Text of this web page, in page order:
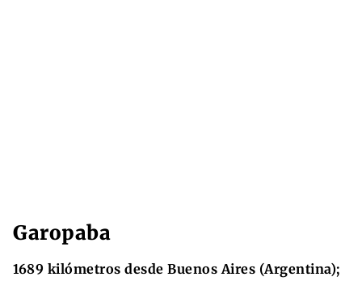
Garopaba
1689 kilómetros desde Buenos Aires (Argentina);